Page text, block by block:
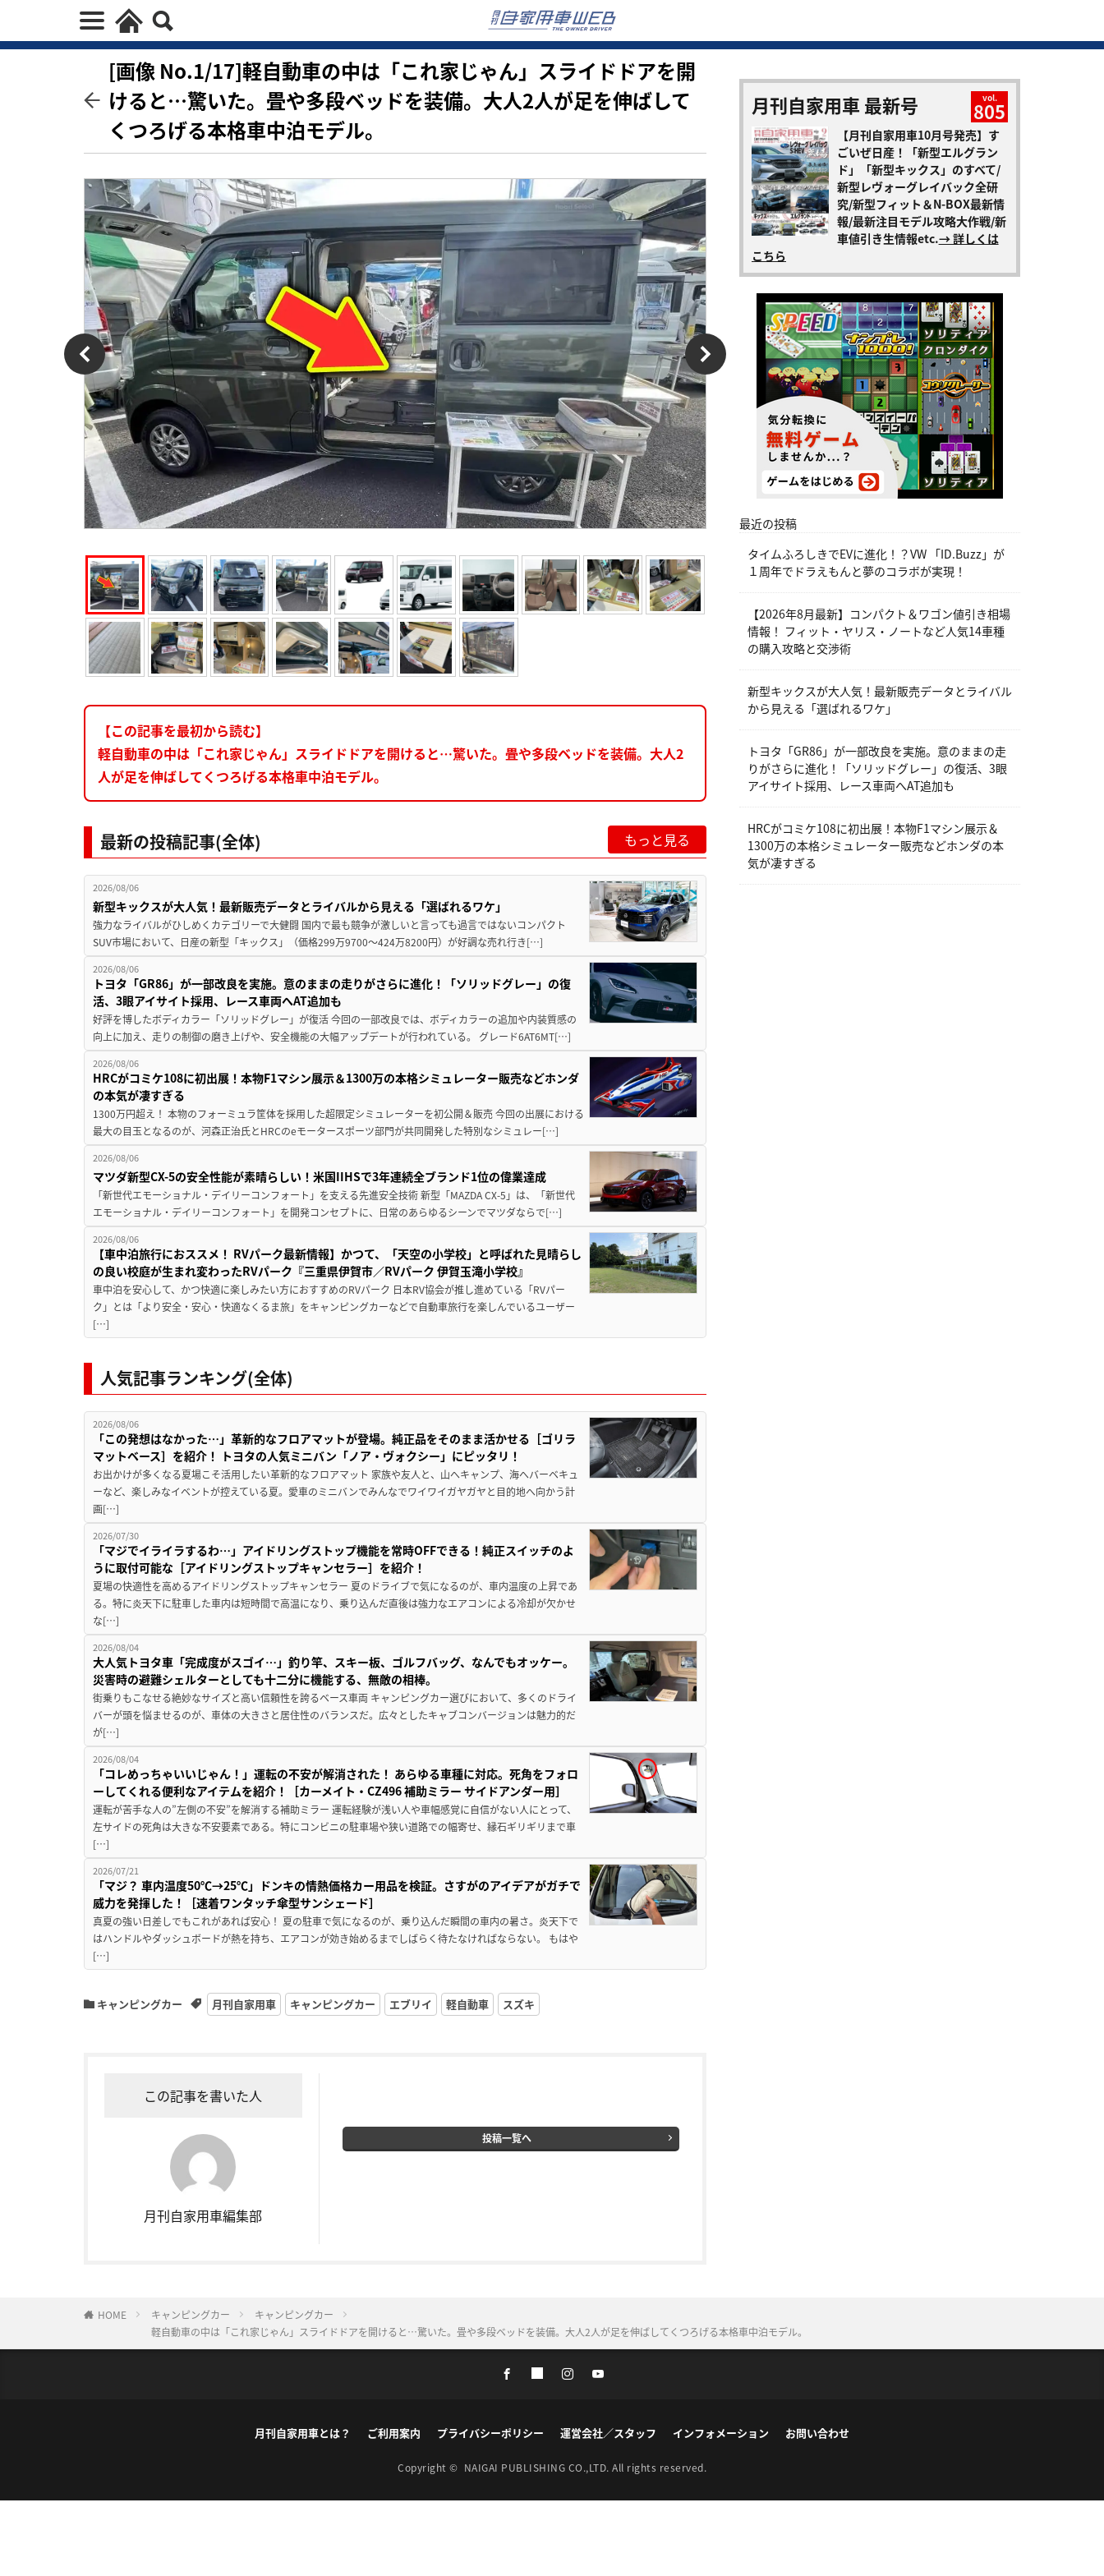
[画像 No.1/17]軽自動車の中は「これ家じゃん」スライドドアを開
けると…驚いた。畳や多段ベッドを装備。大人2人が足を伸ばして
くつろげる本格車中泊モデル。
【この記事を最初から読む】
軽自動車の中は「これ家じゃん」スライドドアを開けると…驚いた。畳や多段ベッドを装備。大人2
人が足を伸ばしてくつろげる本格車中泊モデル。
最新の投稿記事(全体) もっと見る
2026/08/06
新型キックスが大人気！最新販売データとライバルから見える「選ばれるワケ」
強力なライバルがひしめくカテゴリーで大健闘 国内で最も競争が激しいと言っても過言ではないコンパクト
SUV市場において、日産の新型「キックス」（価格299万9700～424万8200円）が好調な売れ行き[…]
2026/08/06
トヨタ「GR86」が一部改良を実施。意のままの走りがさらに進化！「ソリッドグレー」の復
活、3眼アイサイト採用、レース車両へAT追加も
好評を博したボディカラー「ソリッドグレー」が復活 今回の一部改良では、ボディカラーの追加や内装質感の
向上に加え、走りの制御の磨き上げや、安全機能の大幅アップデートが行われている。 グレード6AT6MT[…]
2026/08/06
HRCがコミケ108に初出展！本物F1マシン展示＆1300万の本格シミュレーター販売などホンダ
の本気が凄すぎる
1300万円超え！ 本物のフォーミュラ筐体を採用した超限定シミュレーターを初公開＆販売 今回の出展における
最大の目玉となるのが、河森正治氏とHRCのeモータースポーツ部門が共同開発した特別なシミュレー[…]
2026/08/06
マツダ新型CX-5の安全性能が素晴らしい！米国IIHSで3年連続全ブランド1位の偉業達成
「新世代エモーショナル・デイリーコンフォート」を支える先進安全技術 新型「MAZDA CX-5」は、「新世代
エモーショナル・デイリーコンフォート」を開発コンセプトに、日常のあらゆるシーンでマツダならで[…]
2026/08/06
【車中泊旅行におススメ！ RVパーク最新情報】かつて、「天空の小学校」と呼ばれた見晴らし
の良い校庭が生まれ変わったRVパーク『三重県伊賀市／RVパーク 伊賀玉滝小学校』
車中泊を安心して、かつ快適に楽しみたい方におすすめのRVパーク 日本RV協会が推し進めている「RVパー
ク」とは「より安全・安心・快適なくるま旅」をキャンピングカーなどで自動車旅行を楽しんでいるユーザー
[…]
人気記事ランキング(全体)
2026/08/06
「この発想はなかった…」革新的なフロアマットが登場。純正品をそのまま活かせる［ゴリラ
マットベース］を紹介！ トヨタの人気ミニバン「ノア・ヴォクシー」にピッタリ！
お出かけが多くなる夏場こそ活用したい革新的なフロアマット 家族や友人と、山へキャンプ、海へバーベキュ
ーなど、楽しみなイベントが控えている夏。愛車のミニバンでみんなでワイワイガヤガヤと目的地へ向かう計
画[…]
2026/07/30
「マジでイライラするわ…」アイドリングストップ機能を常時OFFできる！純正スイッチのよ
うに取付可能な［アイドリングストップキャンセラー］を紹介！
夏場の快適性を高めるアイドリングストップキャンセラー 夏のドライブで気になるのが、車内温度の上昇であ
る。特に炎天下に駐車した車内は短時間で高温になり、乗り込んだ直後は強力なエアコンによる冷却が欠かせ
な[…]
2026/08/04
大人気トヨタ車「完成度がスゴイ…」釣り竿、スキー板、ゴルフバッグ、なんでもオッケー。
災害時の避難シェルターとしても十二分に機能する、無敵の相棒。
街乗りもこなせる絶妙なサイズと高い信頼性を誇るベース車両 キャンピングカー選びにおいて、多くのドライ
バーが頭を悩ませるのが、車体の大きさと居住性のバランスだ。広々としたキャブコンバージョンは魅力的だ
が[…]
2026/08/04
「コレめっちゃいいじゃん！」運転の不安が解消された！ あらゆる車種に対応。死角をフォロ
ーしてくれる便利なアイテムを紹介！［カーメイト・CZ496 補助ミラー サイドアンダー用］
運転が苦手な人の”左側の不安”を解消する補助ミラー 運転経験が浅い人や車幅感覚に自信がない人にとって、
左サイドの死角は大きな不安要素である。特にコンビニの駐車場や狭い道路での幅寄せ、縁石ギリギリまで車
[…]
2026/07/21
「マジ？ 車内温度50℃→25℃」ドンキの情熱価格カー用品を検証。さすがのアイデアがガチで
威力を発揮した！［速着ワンタッチ傘型サンシェード］
真夏の強い日差しでもこれがあれば安心！ 夏の駐車で気になるのが、乗り込んだ瞬間の車内の暑さ。炎天下で
はハンドルやダッシュボードが熱を持ち、エアコンが効き始めるまでしばらく待たなければならない。 もはや
[…]
キャンピングカー 月刊自家用車 キャンピングカー エブリイ 軽自動車 スズキ
この記事を書いた人
月刊自家用車編集部
投稿一覧へ
月刊自家用車 最新号 vol.
805
【月刊自家用車10月号発売】す
ごいぜ日産！「新型エルグラン
ド」「新型キックス」のすべて/
新型レヴォーグレイバック全研
究/新型フィット＆N-BOX最新情
報/最新注目モデル攻略大作戦/新
車値引き生情報etc.→ 詳しくは
こちら
最近の投稿
タイムふろしきでEVに進化！？VW 「ID.Buzz」が
１周年でドラえもんと夢のコラボが実現！
【2026年8月最新】コンパクト＆ワゴン値引き相場
情報！ フィット・ヤリス・ノートなど人気14車種
の購入攻略と交渉術
新型キックスが大人気！最新販売データとライバル
から見える「選ばれるワケ」
トヨタ「GR86」が一部改良を実施。意のままの走
りがさらに進化！「ソリッドグレー」の復活、3眼
アイサイト採用、レース車両へAT追加も
HRCがコミケ108に初出展！本物F1マシン展示＆
1300万の本格シミュレーター販売などホンダの本
気が凄すぎる
HOME キャンピングカー
キャンピングカー
軽自動車の中は「これ家じゃん」スライドドアを開けると…驚いた。畳や多段ベッドを装備。大人2人が足を伸ばしてくつろげる本格車中泊モデル。
月刊自家用車とは？ ご利用案内 プライバシーポリシー 運営会社／スタッフ インフォメーション お問い合わせ
Copyright © NAIGAI PUBLISHING CO.,LTD. All rights reserved.